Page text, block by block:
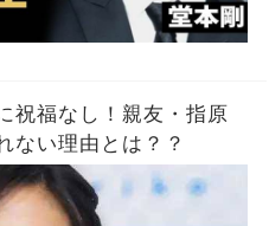
祝福なし！親友・指原
ない理由とは？？